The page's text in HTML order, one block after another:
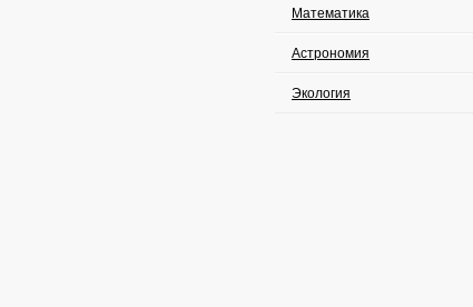
Математика
Астрономия
Экология